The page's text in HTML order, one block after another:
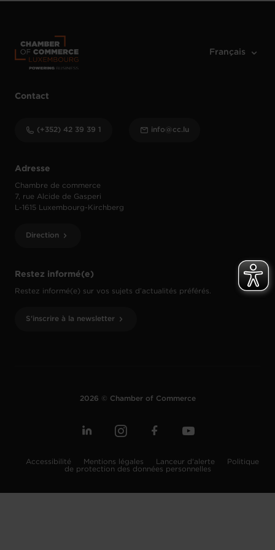
Restez informé(e)
Restez informé(e) sur vos sujets d’actualités préférés.
S'inscrire à la newsletter
Adresse
Chambre de commerce
7, rue Alcide de Gasperi
L-1615 Luxembourg-Kirchberg
Direction
Contact
(+352) 42 39 39 1 info@cc.lu
2026 © Chamber of Commerce
Accessibilité Mentions légales Lanceur d'alerte
Politique
de protection des données personnelles